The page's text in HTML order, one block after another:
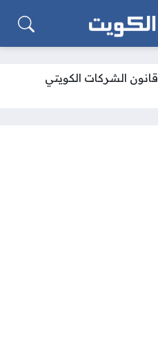
قانون الشركات الكويتي